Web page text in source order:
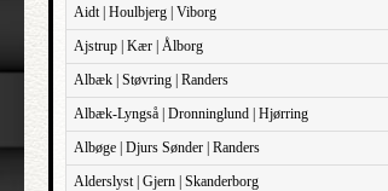
Aidt | Houlbjerg | Viborg
Ajstrup | Kær | Ålborg
Albæk | Støvring | Randers
Albæk-Lyngså | Dronninglund | Hjørring
Albøge | Djurs Sønder | Randers
Alderslyst | Gjern | Skanderborg